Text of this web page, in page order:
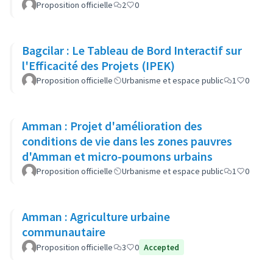
Proposition officielle 2 0
Bagcilar : Le Tableau de Bord Interactif sur
l'Efficacité des Projets (IPEK)
Proposition officielle Urbanisme et espace public 1 0
Amman : Projet d'amélioration des
conditions de vie dans les zones pauvres
d'Amman et micro-poumons urbains
Proposition officielle Urbanisme et espace public 1 0
Amman : Agriculture urbaine
communautaire
Proposition officielle 3 0 Accepted